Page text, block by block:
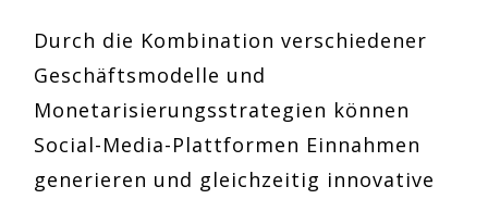
Durch die Kombination verschiedener
Geschäftsmodelle und
Monetarisierungsstrategien können
Social-Media-Plattformen Einnahmen
generieren und gleichzeitig innovative